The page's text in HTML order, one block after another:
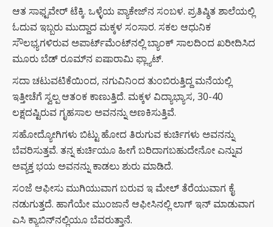
ಆತ ಸಾಫ್ಟವೇರ್ ಟೆಕ್ಕಿ. ಒಳ್ಳೆಯ ಪ್ಯಾಕೇಜ್‌ನ ಸಂಬಳ. ಪ್ರತಿಷ್ಠಿತ ಶಾಲೆಯಲ್ಲಿ
ಓದುವ ಇಬ್ಬರು ಮುದ್ದಾದ ಮಕ್ಕಳ ಸಂಸಾರ. ಸಕಲ ಆಧುನಿಕ
ಸೌಲಭ್ಯಗಳಿರುವ ಅಪಾರ್ಟ್‌ಮೆಂಟ್‌ನಲ್ಲಿ ಬ್ಯಾಂಕ್ ಸಾಲದಿಂದ ಖರೀದಿಸಿದ
ಮೂರು ಬೆಡ್ ರೂಮ್‌ನ ಐಷಾರಾಮಿ ಫ್ಲ್ಯಾಟ್.
ಸದಾ ಚಟುವಟಿಕೆಯಿಂದ, ನಗುವಿನಿಂದ ತುಂಬಿರುತ್ತಿದ್ದ ಮನೆಯಲ್ಲಿ
ಇತ್ತೀಚೆಗೆ ಸ್ವಲ್ಪ ಆತಂಕ ಕಾಣುತ್ತಿದೆ. ಮಕ್ಕಳ ವಿದ್ಯಾಭ್ಯಾಸ, 30-40
ಲಕ್ಷದಷ್ಟಿರುವ ಗೃಹಸಾಲ ಅವನನ್ನು ಅಣಕಿಸುತ್ತಿವೆ.
ಸಹೋದ್ಯೋಗಿಗಳು ಬಿಟ್ಟು ಹೋದ ತಿರುಗುವ ಕುರ್ಚಿಗಳು ಅವನನ್ನು
ಬೆವರಿಸುತ್ತವೆ. ತನ್ನ ಕುರ್ಚಿಯೂ ಹೀಗೆ ಬರಿದಾಗಬಹುದೇನೋ ಎನ್ನುವ
ಅವ್ಯಕ್ತ ಭಯ ಅವನನ್ನು ಕಾಡಲು ಶುರು ಮಾಡಿದೆ.
ಸಂಜೆ ಆಫೀಸು ಮುಗಿಯುವಾಗ ಬರುವ ಇ ಮೇಲ್ ತೆರೆಯುವಾಗ ಕೈ
ನಡುಗುತ್ತದೆ. ಹಾಗೆಯೇ ಮುಂಜಾನೆ ಆಫೀಸಿನಲ್ಲಿ ಲಾಗ್ ಇನ್ ಮಾಡುವಾಗ
ಎಸಿ ಕ್ಯಾಬಿನ್‌ನಲ್ಲಿಯೂ ಬೆವರುತ್ತಾನೆ.